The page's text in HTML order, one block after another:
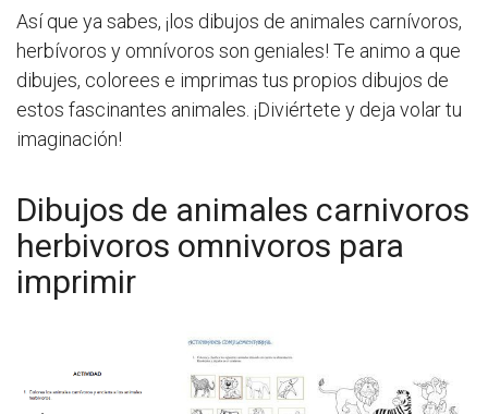
Así que ya sabes, ¡los dibujos de animales carnívoros,
herbívoros y omnívoros son geniales! Te animo a que
dibujes, colorees e imprimas tus propios dibujos de
estos fascinantes animales. ¡Diviértete y deja volar tu
imaginación!
Dibujos de animales carnivoros
herbivoros omnivoros para
imprimir